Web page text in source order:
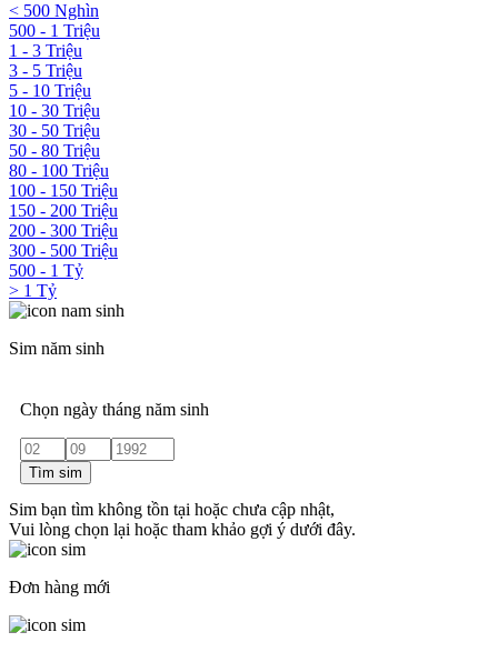
< 500 Nghìn
500 - 1 Triệu
1 - 3 Triệu
3 - 5 Triệu
5 - 10 Triệu
10 - 30 Triệu
30 - 50 Triệu
50 - 80 Triệu
80 - 100 Triệu
100 - 150 Triệu
150 - 200 Triệu
200 - 300 Triệu
300 - 500 Triệu
500 - 1 Tỷ
> 1 Tỷ
Sim năm sinh
Chọn ngày tháng năm sinh
Tìm sim
Sim bạn tìm không tồn tại hoặc chưa cập nhật,
Vui lòng chọn lại hoặc tham khảo gợi ý dưới đây.
Đơn hàng mới